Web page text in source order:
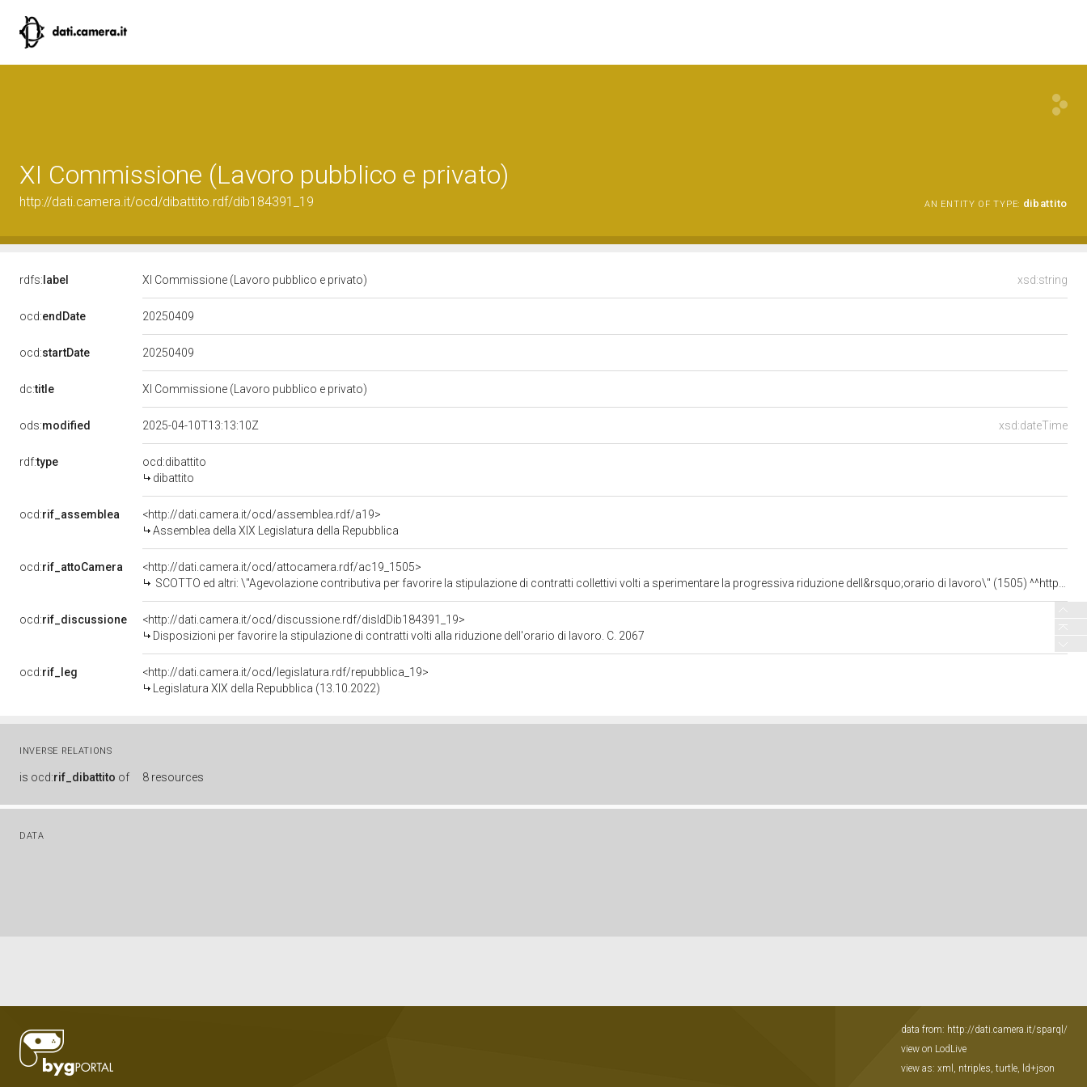
XI Commissione (Lavoro pubblico e privato)
http://dati.camera.it/ocd/dibattito.rdf/dib184391_19 AN ENTITY OF TYPE: dibattito
rdfs: label xsd:string
XI Commissione (Lavoro pubblico e privato)
ocd:endDate 20250409
ocd:startDate 20250409
dc:title XI Commissione (Lavoro pubblico e privato)
ods:modified xsd:dateTime
2025-04-10T13:13:10Z
rdf:type
ocd:dibattito
dibattito
ocd:rif_assemblea
<http://dati.camera.it/ocd/assemblea.rdf/a19>
Assemblea della XIX Legislatura della Repubblica
ocd:rif_attoCamera
<http://dati.camera.it/ocd/attocamera.rdf/ac19_1505>
SCOTTO ed altri: \"Agevolazione contributiva per favorire la stipulazione di contratti collettivi volti a sperimentare la progressiva riduzione dell&rsquo;orario di lavoro\" (1505) ^^http://www.w3.org/2001/XMLSchema#string
ocd:rif_discussione
<http://dati.camera.it/ocd/discussione.rdf/disIdDib184391_19>
Disposizioni per favorire la stipulazione di contratti volti alla riduzione dell'orario di lavoro. C. 2067
ocd:rif_leg
<http://dati.camera.it/ocd/legislatura.rdf/repubblica_19>
Legislatura XIX della Repubblica (13.10.2022)
INVERSE RELATIONS
is ocd:rif_dibattito of 8 resources
DATA
data from: http://dati.camera.it/sparql/
view on LodLive
view as: xml , ntriples, turtle, ld+json